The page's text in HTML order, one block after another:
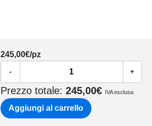
245,00€/pz
-
+
Prezzo totale: 245,00€ IVA esclusa
Aggiungi al carrello